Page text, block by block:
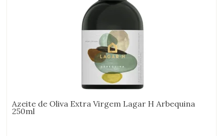
Azeite de Oliva Extra Virgem Lagar H Arbequina
250ml